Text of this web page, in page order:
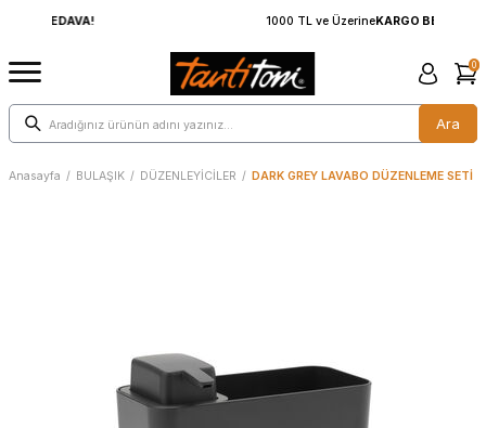
KARGO BEDAVA!
Ara
0
Anasayfa / BULAŞIK / DÜZENLEYİCİLER / DARK GREY LAVABO DÜZENLEME SETİ